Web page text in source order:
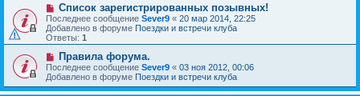
Список зарегистрированных позывных!
Последнее сообщение Sever9 « 20 мар 2014, 22:25
Добавлено в форуме Поездки и встречи клуба
Ответы: 1
Правила форума.
Последнее сообщение Sever9 « 03 ноя 2012, 00:06
Добавлено в форуме Поездки и встречи клуба